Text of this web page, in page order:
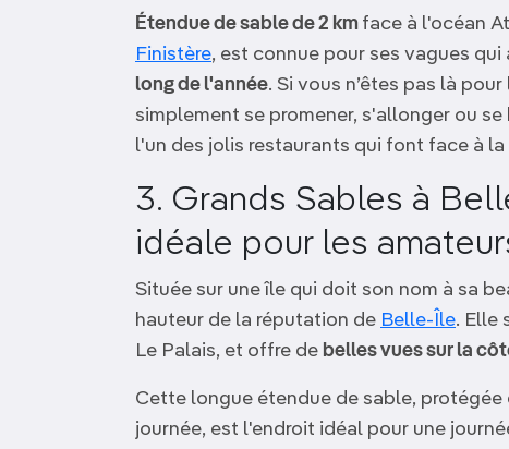
Étendue de sable de 2 km face à l'océan
Finistère, est connue pour ses vagues qui
long de l'année. Si vous n’êtes pas là
simplement se promener, s'allonger ou
l'un des jolis restaurants qui font face à la
3. Grands Sables à
idéale pour les
Située sur une île qui doit son nom à sa
hauteur de la réputation de Belle-Île. Elle
Le Palais, et offre de belles vues sur la
Cette longue étendue de sable,
journée, est l'endroit idéal pour une